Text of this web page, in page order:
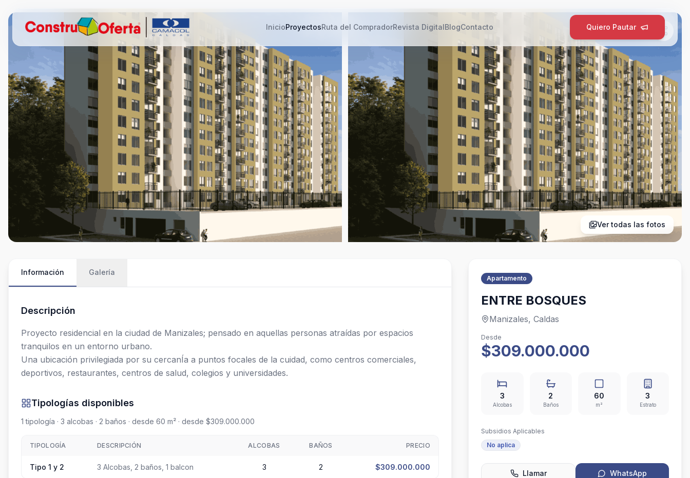
InicioProyectosRuta del CompradorRevista DigitalBlogContacto Quiero Pautar
Ver todas las fotos
Información Galería
Descripción
Proyecto residencial en la ciudad de Manizales; pensado en aquellas personas atraídas por espacios
tranquilos en un entorno urbano.
Una ubicación privilegiada por su cercanÍa a puntos focales de la cuidad, como centros comerciales,
deportivos, restaurantes, centros de salud, colegios y universidades.
Tipologías disponibles
1 tipología · 3 alcobas · 2 baños · desde 60 m² · desde $309.000.000
TIPOLOGÍA DESCRIPCIÓN ALCOBAS BAÑOS PRECIO
Tipo 1 y 2 3 Alcobas, 2 baños, 1 balcon 3 2 $309.000.000
Apartamento
ENTRE BOSQUES
Manizales, Caldas
Desde
$309.000.000
3
Alcobas
2
Baños
60
m²
3
Estrato
Subsidios Aplicables
No aplica
Llamar WhatsApp